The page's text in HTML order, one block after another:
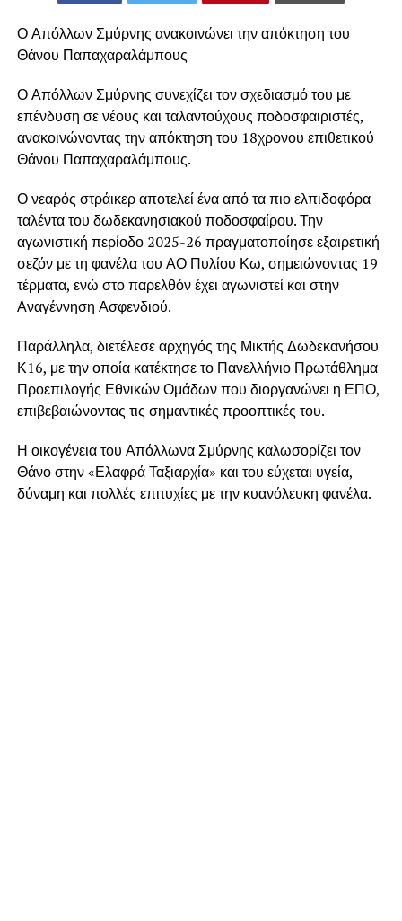
Ο Απόλλων Σμύρνης ανακοινώνει την απόκτηση του
Θάνου Παπαχαραλάμπους
Ο Απόλλων Σμύρνης συνεχίζει τον σχεδιασμό του με
επένδυση σε νέους και ταλαντούχους ποδοσφαιριστές,
ανακοινώνοντας την απόκτηση του 18χρονου επιθετικού
Θάνου Παπαχαραλάμπους.
Ο νεαρός στράικερ αποτελεί ένα από τα πιο ελπιδοφόρα
ταλέντα του δωδεκανησιακού ποδοσφαίρου. Την
αγωνιστική περίοδο 2025-26 πραγματοποίησε εξαιρετική
σεζόν με τη φανέλα του ΑΟ Πυλίου Κω, σημειώνοντας 19
τέρματα, ενώ στο παρελθόν έχει αγωνιστεί και στην
Αναγέννηση Ασφενδιού.
Παράλληλα, διετέλεσε αρχηγός της Μικτής Δωδεκανήσου
Κ16, με την οποία κατέκτησε το Πανελλήνιο Πρωτάθλημα
Προεπιλογής Εθνικών Ομάδων που διοργανώνει η ΕΠΟ,
επιβεβαιώνοντας τις σημαντικές προοπτικές του.
Η οικογένεια του Απόλλωνα Σμύρνης καλωσορίζει τον
Θάνο στην «Ελαφρά Ταξιαρχία» και του εύχεται υγεία,
δύναμη και πολλές επιτυχίες με την κυανόλευκη φανέλα.